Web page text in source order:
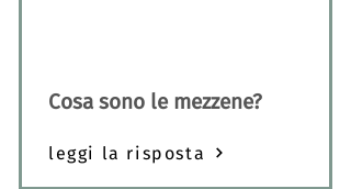
Cosa sono le mezzene?
leggi la risposta